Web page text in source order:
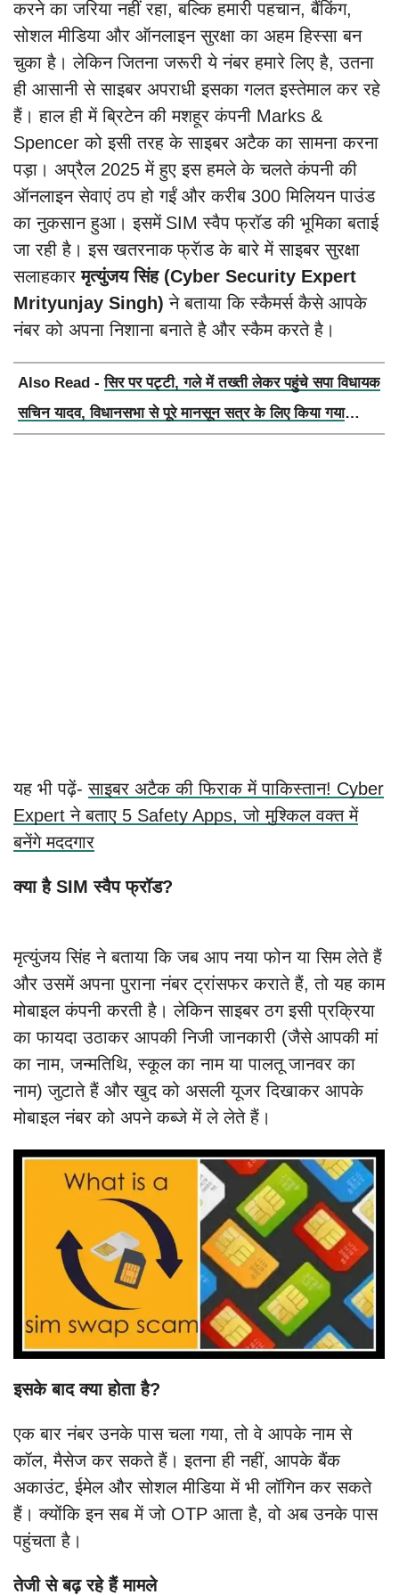
करने का जरिया नहीं रहा, बल्कि हमारी पहचान, बैंकिंग,
सोशल मीडिया और ऑनलाइन सुरक्षा का अहम हिस्सा बन
चुका है। लेकिन जितना जरूरी ये नंबर हमारे लिए है, उतना
ही आसानी से साइबर अपराधी इसका गलत इस्तेमाल कर रहे
हैं। हाल ही में ब्रिटेन की मशहूर कंपनी Marks &
Spencer को इसी तरह के साइबर अटैक का सामना करना
पड़ा। अप्रैल 2025 में हुए इस हमले के चलते कंपनी की
ऑनलाइन सेवाएं ठप हो गईं और करीब 300 मिलियन पाउंड
का नुकसान हुआ। इसमें SIM स्वैप फ्रॉड की भूमिका बताई
जा रही है। इस खतरनाक फ्रॅाड के बारे में साइबर सुरक्षा
सलाहकारमृत्युंजय सिंह (Cyber Security Expert
Mrityunjay Singh) ने बताया कि स्कैमर्स कैसे आपके
नंबर को अपना निशाना बनाते है और स्कैम करते है।
Also Read -सिर पर पट्टी, गले में तख्ती लेकर पहुंचे सपा विधायक
सचिन यादव, विधानसभा से पूरे मानसून सत्र के लिए किया गया
यह भी पढ़ें-साइबर अटैक की फिराक में पाकिस्तान! Cyber
Expert ने बताए 5 Safety Apps, जो मुश्किल वक्त में
बनेंगे मददगार
क्या है SIM स्वैप फ्रॉड?
मृत्युंजय सिंह ने बताया कि जब आप नया फोन या सिम लेते हैं
और उसमें अपना पुराना नंबर ट्रांसफर कराते हैं, तो यह काम
मोबाइल कंपनी करती है। लेकिन साइबर ठग इसी प्रक्रिया
का फायदा उठाकर आपकी निजी जानकारी (जैसे आपकी मां
का नाम, जन्मतिथि, स्कूल का नाम या पालतू जानवर का
नाम) जुटाते हैं और खुद को असली यूजर दिखाकर आपके
मोबाइल नंबर को अपने कब्जे में ले लेते हैं।
इसके बाद क्या होता है?
एक बार नंबर उनके पास चला गया, तो वे आपके नाम से
कॉल, मैसेज कर सकते हैं। इतना ही नहीं, आपके बैंक
अकाउंट, ईमेल और सोशल मीडिया में भी लॉगिन कर सकते
हैं। क्योंकि इन सब में जो OTP आता है, वो अब उनके पास
पहुंचता है।
तेजी से बढ़ रहे हैं मामले